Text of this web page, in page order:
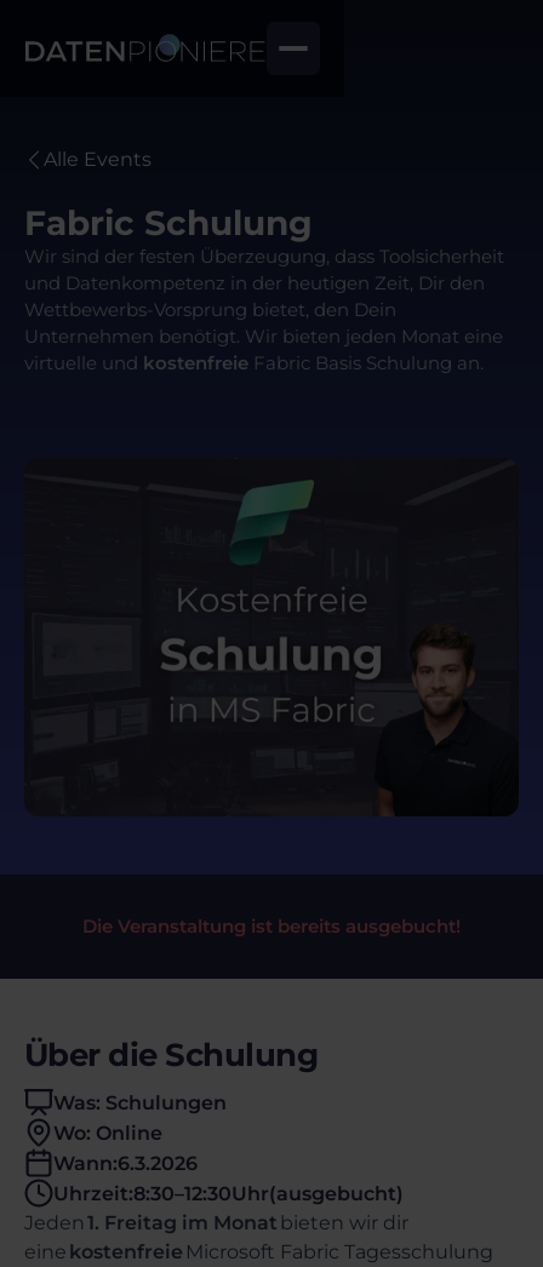
Alle Events
Fabric Schulung
Wir sind der festen Überzeugung, dass Toolsicherheit
und Datenkompetenz in der heutigen Zeit, Dir den
Wettbewerbs-Vorsprung bietet, den Dein
Unternehmen benötigt. Wir bieten jeden Monat eine
virtuelle und kostenfreie Fabric Basis Schulung an.
Die Veranstaltung ist bereits ausgebucht!
Über die Schulung
Was: Schulungen
Wo: Online
Wann:6.3.2026
Uhrzeit:8:30–12:30Uhr(ausgebucht)
Jeden 1. Freitag im Monat bieten wir dir
eine kostenfreie Microsoft Fabric Tagesschulung